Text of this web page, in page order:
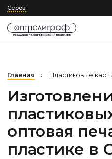
Серов
Главная › Пластиковые
оптовая
пластике в